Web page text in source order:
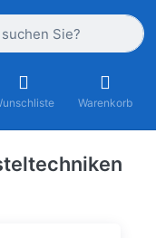
Warenkorb